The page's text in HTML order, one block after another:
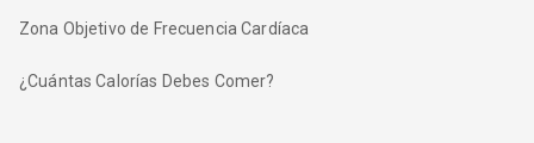
Zona Objetivo de Frecuencia Cardíaca
¿Cuántas Calorías Debes Comer?